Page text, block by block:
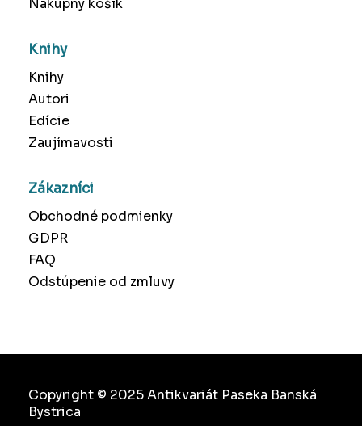
Knihy
Knihy
Autori
Edície
Zaujímavosti
Zákazníci
Obchodné podmienky
GDPR
FAQ
Odstúpenie od zmluvy
Copyright © 2025 Antikvariát Paseka Banská
Bystrica